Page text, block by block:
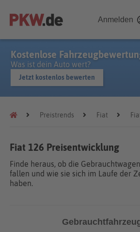
Anmelden
Kostenlose
Was ist dein Auto wert?
Jetzt kostenlos bewerten
Preistrends Fiat
Fiat 126 Preisentwicklung
Finde heraus, ob die
fallen und wie sie sich im Laufe der
haben.